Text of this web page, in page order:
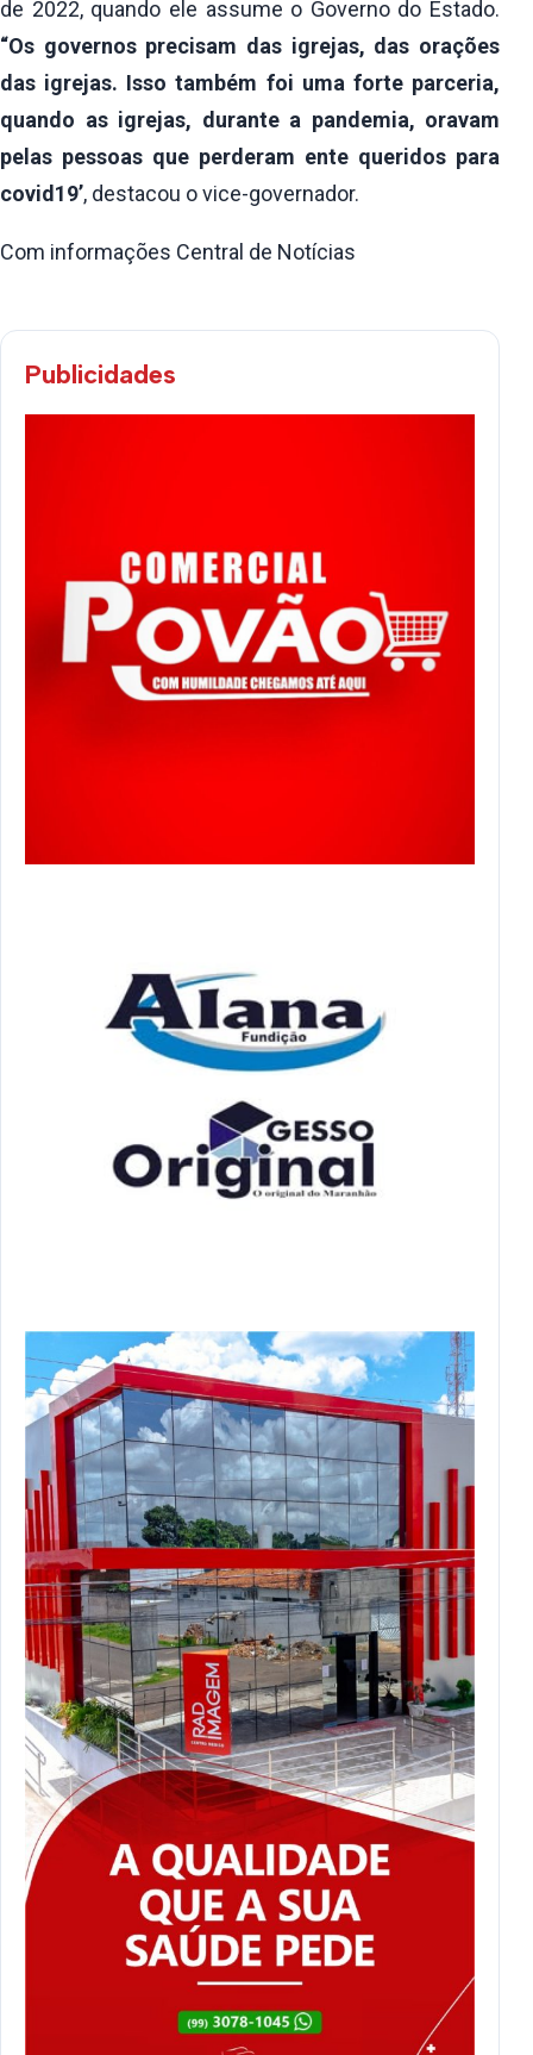
de 2022, quando ele assume o Governo do Estado.
“Os governos precisam das igrejas, das orações
das igrejas. Isso também foi uma forte parceria,
quando as igrejas, durante a pandemia, oravam
pelas pessoas que perderam ente queridos para
covid19’, destacou o vice-governador.
Com informações Central de Notícias
Publicidades